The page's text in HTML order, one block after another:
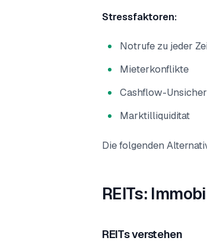
Stressfaktoren:
Notrufe zu jeder
Mieterkonflikte
Cashflow-
Marktilliquiditat
Die folgenden
REITs:
REITs verstehen